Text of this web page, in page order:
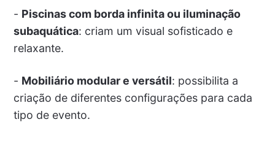
- Piscinas com borda infinita ou iluminação
subaquática: criam um visual sofisticado e
relaxante.
- Mobiliário modular e versátil: possibilita a
criação de diferentes configurações para cada
tipo de evento.